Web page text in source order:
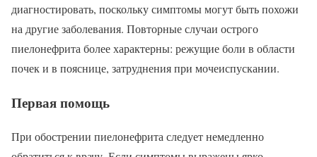
диагностировать, поскольку симптомы могут быть похожи
на другие заболевания. Повторные случаи острого
пиелонефрита более характерны: режущие боли в области
почек и в пояснице, затруднения при мочеиспускании.
Первая помощь
При обострении пиелонефрита следует немедленно